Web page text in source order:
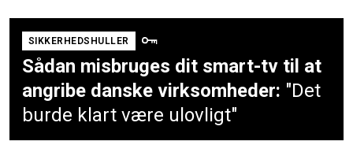
SIKKERHEDSHULLER
Sådan misbruges dit smart-tv til at
angribe danske virksomheder: "Det
burde klart være ulovligt"